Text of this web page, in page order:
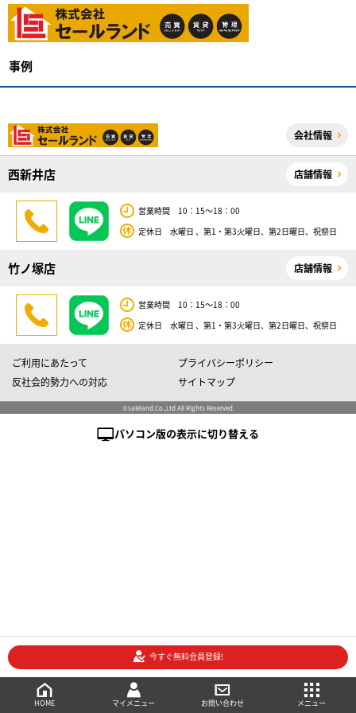
事例
会社情報
西新井店 店舗情報
営業時間 10：15～18：00
定休日 水曜日 、第1・第3火曜日、第2日曜日、祝祭日
竹ノ塚店 店舗情報
営業時間 10：15～18：00
定休日 水曜日 、第1・第3火曜日、第2日曜日、祝祭日
ご利用にあたって
プライバシーポリシー
反社会的勢力への対応
サイトマップ
©saleland.Co.,Ltd All Rights Reserved.
パソコン版の表示に切り替える
HOME マイメニュー お問い合わせ メニュー
今すぐ無料会員登録!
メニュー
ご相談・お問い合わせ
マイメニュー
売買会員登録